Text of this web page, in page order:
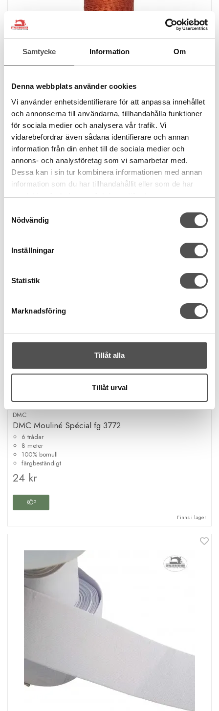
Samtycke Information Om
Denna webbplats använder cookies
Vi använder enhetsidentifierare för att anpassa innehållet
och annonserna till användarna, tillhandahålla funktioner
för sociala medier och analysera vår trafik. Vi
vidarebefordrar även sådana identifierare och annan
information från din enhet till de sociala medier och
annons- och analysföretag som vi samarbetar med.
Dessa kan i sin tur kombinera informationen med annan
information som du har tillhandahållit eller som de har
samlat in när du har använt deras tjänster.
Nödvändig
Inställningar
Statistik
Marknadsföring
Tillåt alla
Tillåt urval
Gütermann
Gütermann sysilke 838 rödorange
Äkta sysilke
100m
Oeko-Tex
45 kr
KÖP
DMC
DMC Mouliné Spécial fg 3772
6 trådar
8 meter
100% bomull
färgbeständigt
24 kr
KÖP
Finns i lager